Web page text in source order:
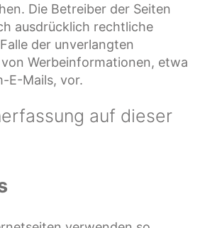
Die Betreiber der Seiten
ausdrücklich rechtliche
der unverlangten
Werbeinformationen, etwa
E-Mails, vor.
auf dieser